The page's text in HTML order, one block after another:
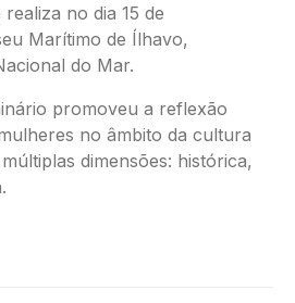
no dia 15 de
Marítimo de Ílhavo,
do Mar.
promoveu a reflexão
no âmbito da cultura
dimensões: histórica,